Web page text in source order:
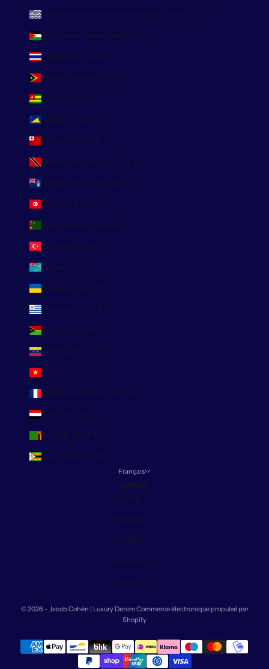
Territoire britannique de l’océan Indien (USD $)
Territoires palestiniens (ILS ₪)
Thaïlande (THB ฿)
Timor oriental (USD $)
Togo (XOF Fr)
Tokelau (NZD $)
Tonga (TOP T$)
Trinité-et-Tobago (TTD $)
Tristan da Cunha (GBP £)
Tunisie (EUR €)
Turkménistan (EUR €)
Turquie (EUR €)
Tuvalu (AUD $)
Ukraine (UAH ₴)
Uruguay (UYU $U)
Vanuatu (VUV Vt)
Venezuela (USD $)
Viêt Nam (VND ₫)
Wallis-et-Futuna (XPF Fr)
Yémen (YER ﷼)
Zambie (EUR €)
Zimbabwe (USD $)
Français
Langue
English
Français
Español
Nederlands
Deutsch
© 2026 - Jacob Cohën | Luxury DenimCommerce électronique propulsé par
Shopify